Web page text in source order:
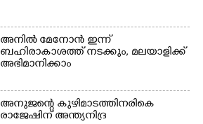
അനിൽ മേനോൻ ഇന്ന്
ബഹിരാകാശത്ത് നടക്കും, മലയാളിക്ക്
അഭിമാനിക്കാം
അനുജന്റെ കുഴിമാടത്തിനരികെ
രാജേഷിന് അന്ത്യനിദ്ര